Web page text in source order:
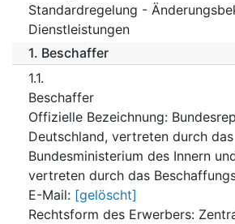
Standardregelung -
Dienstleistungen
1. Beschaffer
1.1.
Beschaffer
Offizielle Bezeichnung:
Deutschland, vertreten durch das
Bundesministerium des Innern
vertreten durch das
E-Mail: [gelöscht]
Rechtsform des Erwerbers: